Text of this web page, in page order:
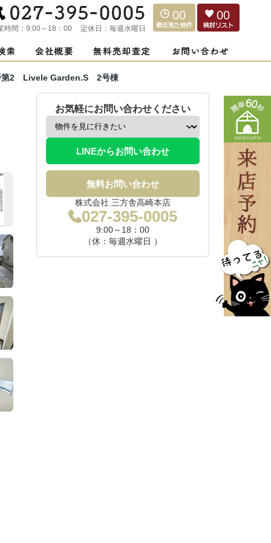
時間： 9:00～18：00 定休日： 毎週水曜日
00 00
第2 Livele Garden.S 2号棟
お気軽にお問い合わせください
LINEからお問い合わせ
無料お問い合わせ
株式会社 三方舎高崎本店
027-395-0005
9:00～18：00
（休：毎週水曜日 ）